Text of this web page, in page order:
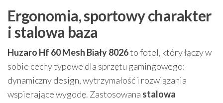
Ergonomia, sportowy charakter
i stalowa baza
Huzaro Hf 60 Mesh Biały 8026to fotel, który łączy w
sobie cechy typowe dla sprzętu gamingowego:
dynamiczny design, wytrzymałość i rozwiązania
wspierające wygodę. Zastosowana stalowa